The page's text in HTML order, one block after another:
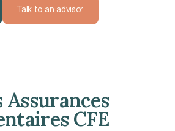
Talk to an advisor
CFE